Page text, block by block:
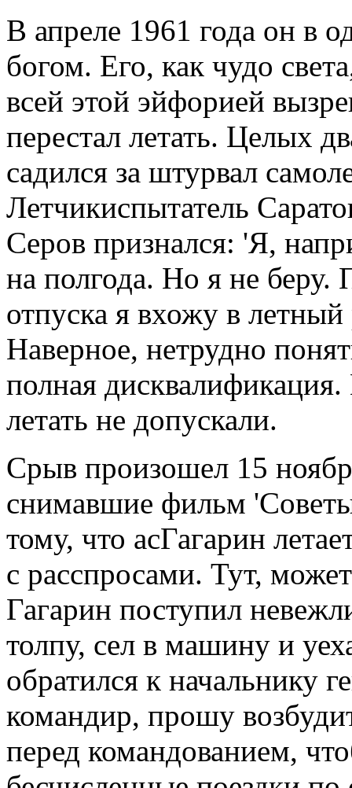
В апреле 1961 года он в
богом. Его, как чудо
всей этой эйфорией
перестал летать. Целых
садился за штурвал
Летчикиспытатель
Серов признался: 'Я,
на полгода. Но я не
отпуска я вхожу в
Наверное, нетрудно
полная
летать не допускали.
Срыв произошел 15
снимавшие фильм
тому, что асГагарин
с расспросами. Тут,
Гагарин поступил
толпу, сел в машину и
обратился к начальнику
командир, прошу
перед командованием,